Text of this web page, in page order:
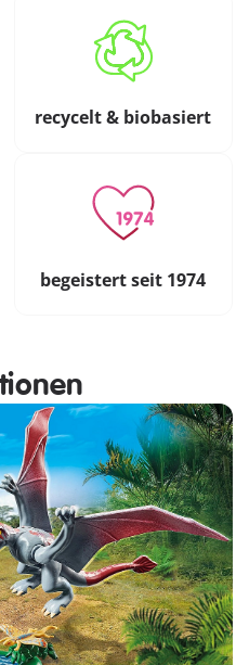
recycelt & biobasiert
begeistert seit 1974